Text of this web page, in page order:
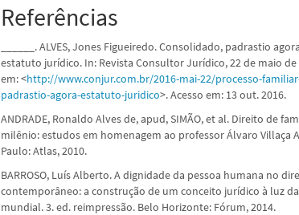
Referências
______. ALVES, Jones Figueiredo. Consolidado, padrastio
estatuto jurídico. In: Revista Consultor Jurídico, 22 de maio de
em: <http://www.conjur.com.br/2016-mai-22/processo-
padrastio-agora-estatuto-juridico>. Acesso em: 13 out. 2016.
ANDRADE, Ronaldo Alves de, apud, SIMÃO, et al. Direito de
milênio: estudos em homenagem ao professor Álvaro Villaça
Paulo: Atlas, 2010.
BARROSO, Luís Alberto. A dignidade da pessoa humana no
contemporâneo: a construção de um conceito jurídico à luz
mundial. 3. ed. reimpressão. Belo Horizonte: Fórum, 2014.